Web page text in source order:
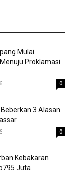
Mulai
Proklamasi
0
Beberkan 3 Alasan
0
Kebakaran
Juta